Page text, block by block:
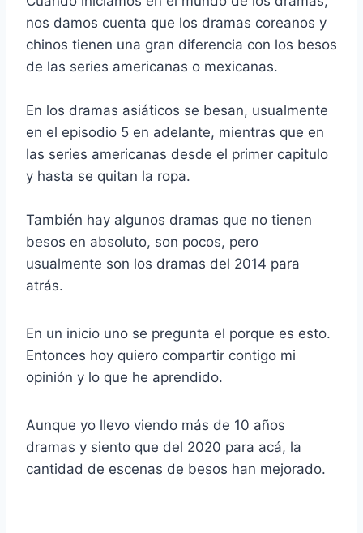
b
o
o
t
e
r
l
e
r
e
s
A
p
L
i
n
g
r
a
p
a
r
t
nos damos cuenta que los dramas coreanos y
chinos tienen una gran diferencia con los besos
de las series americanas o mexicanas.
En los dramas asiáticos se besan, usualmente
en el episodio 5 en adelante, mientras que en
las series americanas desde el primer capitulo
y hasta se quitan la ropa.
También hay algunos dramas que no tienen
besos en absoluto, son pocos, pero
usualmente son los dramas del 2014 para
atrás.
En un inicio uno se pregunta el porque es esto.
Entonces hoy quiero compartir contigo mi
opinión y lo que he aprendido.
Aunque yo llevo viendo más de 10 años
dramas y siento que del 2020 para acá, la
cantidad de escenas de besos han mejorado.